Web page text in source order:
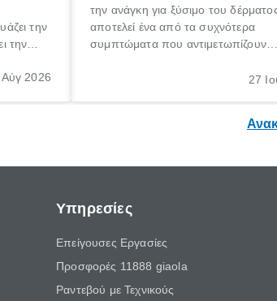
την
την
2026
την ανάγκη για ξύσιμο του
αποτελεί ένα από τα συχνότερα
συμπτώματα που αντιμετωπίζουν
πληροφορίες για το «κνησμός τι27
Υπηρεσίες
Επείγουσες Εργασίες
Προσφορές 11888 giaola
Ραντεβού με Τεχνικούς